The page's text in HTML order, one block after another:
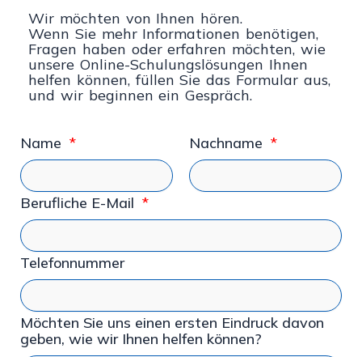
Wir möchten von Ihnen hören.
Wenn Sie mehr Informationen benötigen,
Fragen haben oder erfahren möchten, wie
unsere Online-Schulungslösungen Ihnen
helfen können, füllen Sie das Formular aus,
und wir beginnen ein Gespräch.
Name Nachname
Berufliche E-Mail
Telefonnummer
Möchten Sie uns einen ersten Eindruck davon
geben, wie wir Ihnen helfen können?